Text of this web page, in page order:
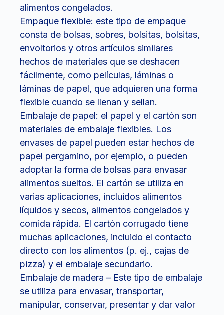
alimentos congelados.
Empaque flexible: este tipo de empaque
consta de bolsas, sobres, bolsitas, bolsitas,
envoltorios y otros artículos similares
hechos de materiales que se deshacen
fácilmente, como películas, láminas o
láminas de papel, que adquieren una forma
flexible cuando se llenan y sellan.
Embalaje de papel: el papel y el cartón son
materiales de embalaje flexibles. Los
envases de papel pueden estar hechos de
papel pergamino, por ejemplo, o pueden
adoptar la forma de bolsas para envasar
alimentos sueltos. El cartón se utiliza en
varias aplicaciones, incluidos alimentos
líquidos y secos, alimentos congelados y
comida rápida. El cartón corrugado tiene
muchas aplicaciones, incluido el contacto
directo con los alimentos (p. ej., cajas de
pizza) y el embalaje secundario.
Embalaje de madera – Este tipo de embalaje
se utiliza para envasar, transportar,
manipular, conservar, presentar y dar valor